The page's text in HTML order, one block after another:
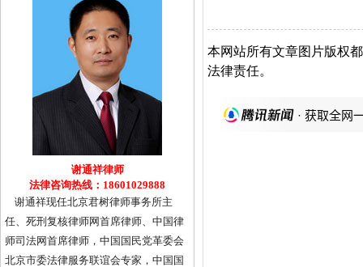
谢通祥律师
法律咨询热线：18601029888
谢通祥现任北京君树律师事务所主
任、死刑复核律师网首席律师、中国律
师司法网首席律师，中国国民党革委会
北京市委法律服务联谊会专家，中国国
本网站所有文章图片版权
法律责任。